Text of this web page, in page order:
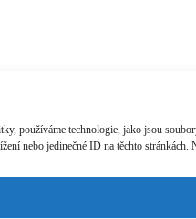
používáme technologie, jako jsou
nebo jedinečné ID na těchto